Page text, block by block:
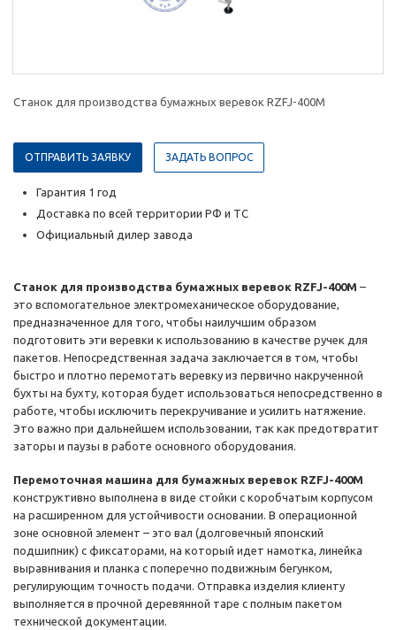
Станок для производства бумажных веревок RZFJ-400M
ОТПРАВИТЬ ЗАЯВКУ ЗАДАТЬ ВОПРОС
Гарантия 1 год
Доставка по всей территории РФ и ТС
Официальный дилер завода
Станок для производства бумажных веревок RZFJ-400M –
это вспомогательное электромеханическое оборудование,
предназначенное для того, чтобы наилучшим образом
подготовить эти веревки к использованию в качестве ручек для
пакетов. Непосредственная задача заключается в том, чтобы
быстро и плотно перемотать веревку из первично накрученной
бухты на бухту, которая будет использоваться непосредственно в
работе, чтобы исключить перекручивание и усилить натяжение.
Это важно при дальнейшем использовании, так как предотвратит
заторы и паузы в работе основного оборудования.
Перемоточная машина для бумажных веревок RZFJ-400M
конструктивно выполнена в виде стойки с коробчатым корпусом
на расширенном для устойчивости основании. В операционной
зоне основной элемент – это вал (долговечный японский
подшипник) с фиксаторами, на который идет намотка, линейка
выравнивания и планка с поперечно подвижным бегунком,
регулирующим точность подачи. Отправка изделия клиенту
выполняется в прочной деревянной таре с полным пакетом
технической документации.